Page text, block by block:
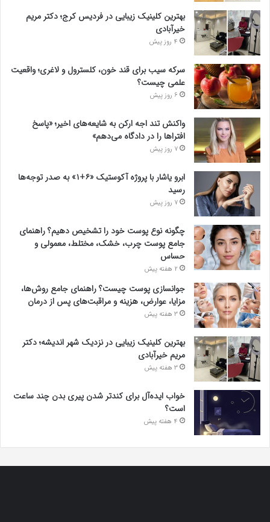
بهترین کلینیک زیبایی در فردیس کرج؛ دکتر مریم
خیرآبادی
4 روز پیش
سرکه سیب برای قند خون، کلسترول و لاغری؛ واقعیت
علمی چیست؟
6 روز پیش
واکنش تند اجه ارکن به شایعه‌های اخیر؛ «پاسخ
افتراها را در دادگاه می‌دهم»
7 روز پیش
ابرو یاشار با پروژه آکوستیک «۶+۱» به صدر توجه‌ها
رسید
7 روز پیش
چگونه نوع پوست خود را تشخیص دهیم؟ راهنمای
جامع پوست چرب، خشک، مختلط، معمولی و
حساس
2 هفته پیش
جوانسازی پوست چیست؟ راهنمای جامع روش‌ها،
مزایا، عوارض، هزینه و مراقبت‌های پس از درمان
3 هفته پیش
بهترین کلینیک زیبایی در نزدیک شهر اندیشه؛ دکتر
مریم خیرآبادی
3 هفته پیش
خواب ایده‌آل برای کندتر شدن پیری بدن چند ساعت
است؟
4 هفته پیش